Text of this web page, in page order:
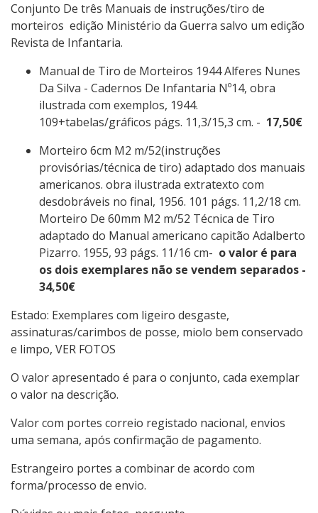
Conjunto De três Manuais de instruções/tiro de
morteiros edição Ministério da Guerra salvo um edição
Revista de Infantaria.
Manual de Tiro de Morteiros 1944 Alferes Nunes
Da Silva - Cadernos De Infantaria Nº14, obra
ilustrada com exemplos, 1944.
109+tabelas/gráficos págs. 11,3/15,3 cm. - 17,50€
Morteiro 6cm M2 m/52(instruções
provisórias/técnica de tiro) adaptado dos manuais
americanos. obra ilustrada extratexto com
desdobráveis no final, 1956. 101 págs. 11,2/18 cm.
Morteiro De 60mm M2 m/52 Técnica de Tiro
adaptado do Manual americano capitão Adalberto
Pizarro. 1955, 93 págs. 11/16 cm- o valor é para
os dois exemplares não se vendem separados -
34,50€
Estado: Exemplares com ligeiro desgaste,
assinaturas/carimbos de posse, miolo bem conservado
e limpo, VER FOTOS
O valor apresentado é para o conjunto, cada exemplar
o valor na descrição.
Valor com portes correio registado nacional, envios
uma semana, após confirmação de pagamento.
Estrangeiro portes a combinar de acordo com
forma/processo de envio.